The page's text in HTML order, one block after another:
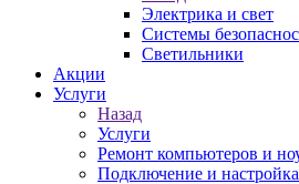
Электрика и свет
Системы
Светильники
Акции
Услуги
Назад
Услуги
Ремонт компьютеров и
Подключение и